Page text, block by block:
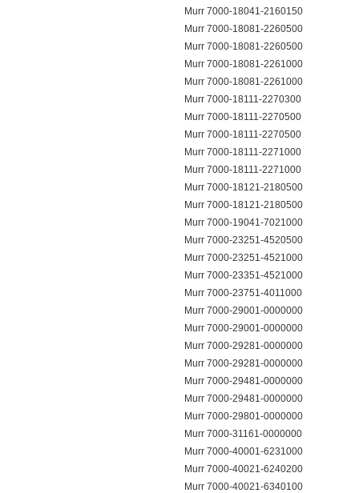
Murr 7000-18041-2160150
Murr 7000-18081-2260500
Murr 7000-18081-2260500
Murr 7000-18081-2261000
Murr 7000-18081-2261000
Murr 7000-18111-2270300
Murr 7000-18111-2270500
Murr 7000-18111-2270500
Murr 7000-18111-2271000
Murr 7000-18111-2271000
Murr 7000-18121-2180500
Murr 7000-18121-2180500
Murr 7000-19041-7021000
Murr 7000-23251-4520500
Murr 7000-23251-4521000
Murr 7000-23351-4521000
Murr 7000-23751-4011000
Murr 7000-29001-0000000
Murr 7000-29001-0000000
Murr 7000-29281-0000000
Murr 7000-29281-0000000
Murr 7000-29481-0000000
Murr 7000-29481-0000000
Murr 7000-29801-0000000
Murr 7000-31161-0000000
Murr 7000-40001-6231000
Murr 7000-40021-6240200
Murr 7000-40021-6340100